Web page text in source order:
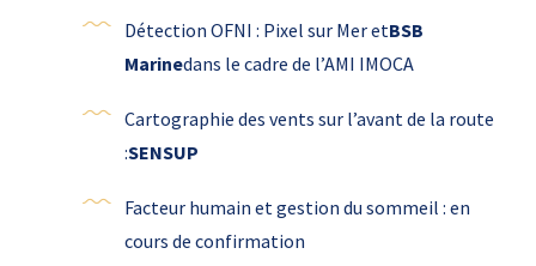
Détection OFNI : Pixel sur Mer etBSB
Marinedans le cadre de l’AMI IMOCA
Cartographie des vents sur l’avant de la route
:SENSUP
Facteur humain et gestion du sommeil : en
cours de confirmation